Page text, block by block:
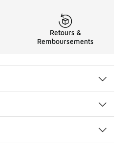
Retours &
Remboursements